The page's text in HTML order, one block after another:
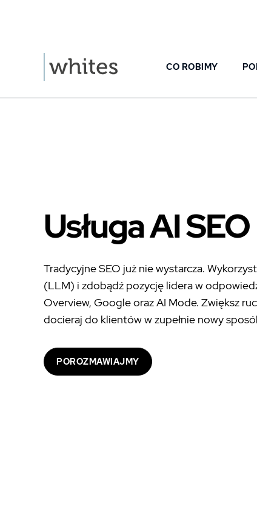
CO ROBIMY
Usługa AI SEO
Tradycyjne SEO już nie wystarcza.
(LLM) i zdobądź pozycję lidera w
Overview, Google oraz AI Mode. Zwiększ
docieraj do klientów w zupełnie nowy
POROZMAWIAJMY